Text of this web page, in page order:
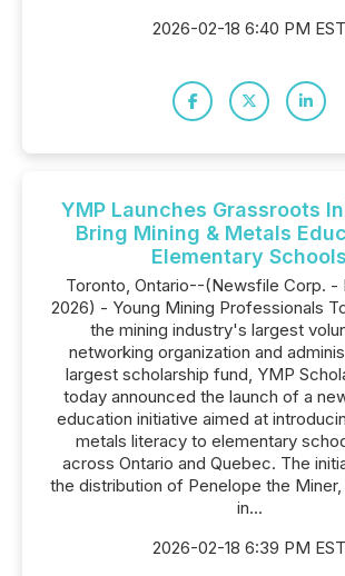
2026-02-18 6:40 PM EST
YMP Launches Grassroots
Bring Mining & Metals
Elementary Schools
Toronto, Ontario--(Newsfile Corp. -
2026) - Young Mining Professionals
the mining industry's largest
networking organization and
largest scholarship fund, YMP
today announced the launch of a
education initiative aimed at
metals literacy to elementary
across Ontario and Quebec. The
the distribution of Penelope the Miner,
in...
2026-02-18 6:39 PM EST